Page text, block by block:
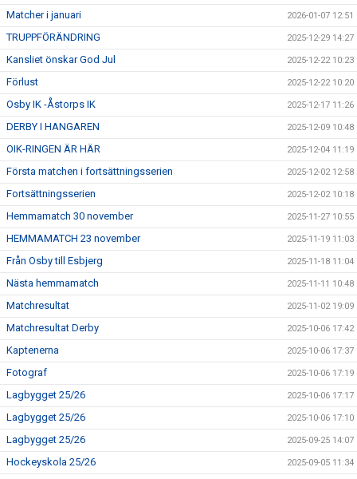
Matcher i januari 2026-01-07 12:51
TRUPPFÖRÄNDRING 2025-12-29 14:27
Kansliet önskar God Jul 2025-12-22 10:23
Förlust 2025-12-22 10:20
Osby IK -Åstorps IK 2025-12-17 11:26
DERBY I HANGAREN 2025-12-09 10:48
OIK-RINGEN ÄR HÄR 2025-12-04 11:19
Första matchen i fortsättningsserien 2025-12-02 12:58
Fortsättningsserien 2025-12-02 10:18
Hemmamatch 30 november 2025-11-27 10:55
HEMMAMATCH 23 november 2025-11-19 11:03
Från Osby till Esbjerg 2025-11-18 11:04
Nästa hemmamatch 2025-11-11 10:48
Matchresultat 2025-11-02 19:09
Matchresultat Derby 2025-10-06 17:42
Kaptenerna 2025-10-06 17:37
Fotograf 2025-10-06 17:19
Lagbygget 25/26 2025-10-06 17:17
Lagbygget 25/26 2025-10-06 17:10
Lagbygget 25/26 2025-09-25 14:07
Hockeyskola 25/26 2025-09-05 11:34